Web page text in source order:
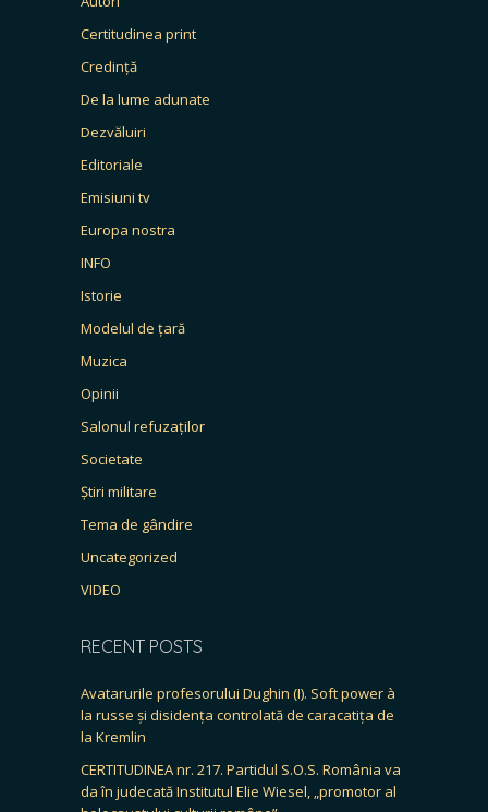
Certitudinea print
Credință
De la lume adunate
Dezvăluiri
Editoriale
Emisiuni tv
Europa nostra
INFO
Istorie
Modelul de țară
Muzica
Opinii
Salonul refuzaților
Societate
Știri militare
Tema de gândire
Uncategorized
VIDEO
RECENT POSTS
Avatarurile profesorului Dughin (I). Soft power à
la russe și disidența controlată de caracatița de
la Kremlin
CERTITUDINEA nr. 217. Partidul S.O.S. România va
da în judecată Institutul Elie Wiesel, „promotor al